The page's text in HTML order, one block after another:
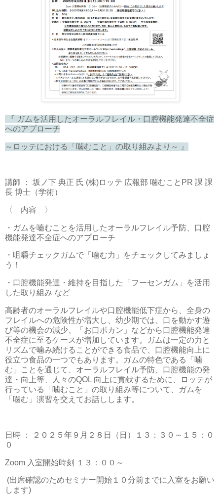
『 ガムを活用したオーラルフレイル・口腔機能発達不全症
へのアプローチ
～ロッテにおける「噛むこと」の取り組みより～ 』
講師 ： 坂ノ下 典正 氏 (株)ロッテ 広報部 噛むことPR 課 課
長 博士（学術）
〈 内容 〉
・ガムを嚙むことを活用したオーラルフレイル予防、口腔
機能発達不全症へのアプローチ
・咀嚼チェックガムで「噛む力」をチェックしてみましょ
う！
・口腔機能発達・維持を目指した「フーセンガム」を活用
した取り組み など
高齢者のオーラルフレイルや口腔機能低下症から、全身の
フレイルへの危険性が増大し、幼少期では、口を動かす遊
び等の機会の減少、「お口ポカン」などから口腔機能発達
不全症に至るケースが増加しています。ガムは一定の力と
リズムで噛み続けることができる食品で、口腔機能向上に
役立つ食品の一つでもあります。ガムの特色である「噛
む」ことを通じて、オーラルフレイル予防、口腔機能の発
達・向上等、人々のQOL 向上に貢献するために、ロッテが
行っている「噛むこと」の取り組み等について、ガムを
「噛む」演習を交えてお話しします。
日時 ： ２０２５年９月２８日（日）１３：３０～１５：０
０
Zoom 入室開始時刻 １３：００～
(出席確認のためセミナー開始１０分前までに入室をお願い
します)